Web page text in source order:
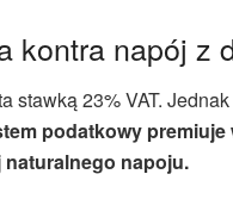
kontra napój z
stawką 23% VAT.
podatkowy
napoju.